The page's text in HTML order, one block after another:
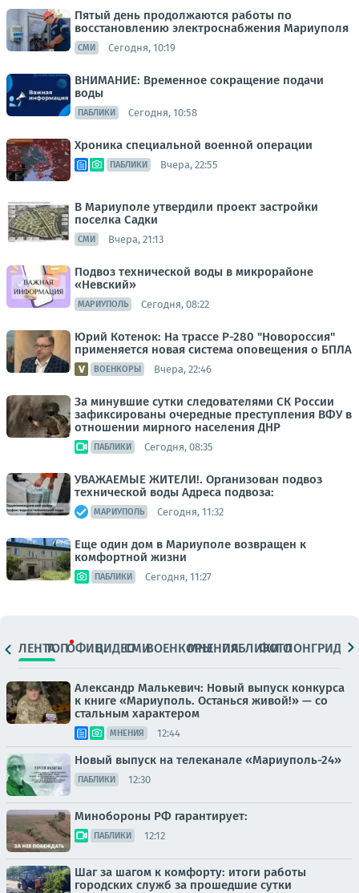
Пятый день продолжаются работы по
восстановлению электроснабжения Мариуполя
СМИ Сегодня, 10:19
ВНИМАНИЕ: Временное сокращение подачи
воды
ПАБЛИКИ Сегодня, 10:58
Хроника специальной военной операции
ПАБЛИКИ Вчера, 22:55
В Мариуполе утвердили проект застройки
поселка Садки
СМИ Вчера, 21:13
Подвоз технической воды в микрорайоне
«Невский»
МАРИУПОЛЬ Сегодня, 08:22
Юрий Котенок: На трассе Р-280 "Новороссия"
применяется новая система оповещения о БПЛА
ВОЕНКОРЫ Вчера, 22:46
За минувшие сутки следователями СК России
зафиксированы очередные преступления ВФУ в
отношении мирного населения ДНР
ПАБЛИКИ Сегодня, 08:35
УВАЖАЕМЫЕ ЖИТЕЛИ!. Организован подвоз
технической воды Адреса подвоза:
МАРИУПОЛЬ Сегодня, 11:32
Еще один дом в Мариуполе возвращен к
комфортной жизни
ПАБЛИКИ Сегодня, 11:27
ЛЕНТАТОПОФИЦ.ВИДЕОСМИВОЕНКОРЫМНЕНИЯПАБЛИКИ
ФОТОЛОНГРИДЫ
Александр Малькевич: Новый выпуск конкурса
к книге «Мариуполь. Останься живой!» — со
стальным характером
МНЕНИЯ 12:44
Новый выпуск на телеканале «Мариуполь-24»
ПАБЛИКИ 12:30
Минобороны РФ гарантирует:
ПАБЛИКИ 12:12
Шаг за шагом к комфорту: итоги работы
городских служб за прошедшие сутки